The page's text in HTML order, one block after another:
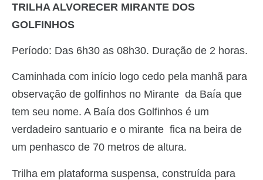
TRILHA ALVORECER MIRANTE DOS
GOLFINHOS
Período: Das 6h30 as 08h30. Duração de 2 horas.
Caminhada com início logo cedo pela manhã para
observação de golfinhos no Mirante da Baía que
tem seu nome. A Baía dos Golfinhos é um
verdadeiro santuario e o mirante fica na beira de
um penhasco de 70 metros de altura.
Trilha em plataforma suspensa, construída para